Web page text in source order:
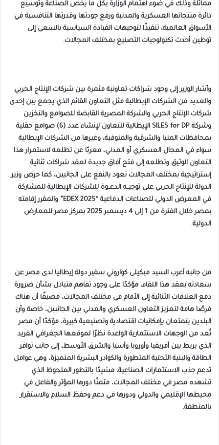
مماثلة وذلك في ضوء اهتمام الوزارة بكل ما يخص الصناعة وتوسيع
دائرة منتجاتها العسكرية والمدنية ورفع جودتها وقدرتها التنافسية في
الأسواق العالمية، تنفيذًا لتوجيهات القيادة السياسية بالسعي إلى
توطين أحدث تكنولوجيات التصنيع بمختلف المجالات.
وأشار الوزير إلى وجود شراكات تعاونية مثمرة بين شركات الإنتاج الحربي
والعديد من الشركات الإيطالية مثل التعاون القائم الذي يجمع بين إحدى
شركات الإنتاج الحربي والشركة المصرية القابضة للصوامع والتخزين
وشركة SILES for DP الإيطالية للتعاون لإنشاء عدد (6) صوامع حقلية
بمحافظات المنيا والشرقية والمنوفية، وغيرها من الشركات الإيطالية
سواء في المجال العسكري أو المدني، معربًا عن تطلعه لاستمرار هذا
التعاون الوثيق وتطلعه إلى فتح آفاق جديدة لعقد شراكات ثنائية
إستراتيجية بمختلف المجالات تعود بالنفع على الجانبين، كما حرص وزير
الدولة للإنتاج الحربي على توجيــه الدعــوة للشركات الإيطالية للمشاركة
في المعرض الدولي للصناعات الدفاعية “EDEX 2025” والمقرر إقامته
بمصر خلال الفترة من 1 إلى 4 ديسمبر 2025 بمركز مصر للمعارض
الدولية.
من جانبه أعرب السيد ميكيلى كواروني سفير دولة إيطاليا لدى مصر عن
سعادته بعقد هذا اللقاء، مؤكدًا على وجود تفاهم متبادل بشأن ضرورة
دفع العلاقات الثنائية إلى الأمام في مختلف المجالات، مضيفًا أن هناك
فرصًا هامة لتعزيز التعاون العسكري والمدني بين الجانبين، خاصة وأن
البلدين يتمتعان بإمكانيات اقتصادية وتصنيعية كبيرة، مؤكدًا أن مصر
تُعد من الوجهات الاستثمارية الواعدة نظرًا لموقعها الجغرافي الفريد
الذي يربط بين أفريقيا وأوروبا وآسيا والشرق الأوسط، إلى جانب توافر
الطاقة والبنية التحتية المتطورة والكوادر البشرية المتميزة، وهي عوامل
تدعم جذب الاستثمارات الصناعية، مشيدًا بالتطور الملحوظ الذي
تشهده مصر في مختلف المجالات، مثمنًا دورها المؤثر والفاعل في
محيطها الإقليمي والدولي ودورها في دعم وحفظ السلام والاستقرار
بالمنطقة.